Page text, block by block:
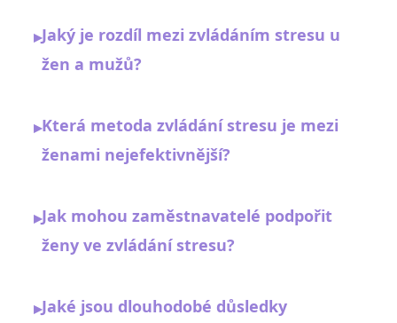
▸Jaký je rozdíl mezi zvládáním stresu u
žen a mužů?
▸Která metoda zvládání stresu je mezi
ženami nejefektivnější?
▸Jak mohou zaměstnavatelé podpořit
ženy ve zvládání stresu?
▸Jaké jsou dlouhodobé důsledky